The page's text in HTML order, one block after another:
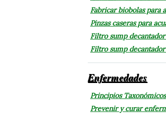
Fabricar biobolas para
Pinzas caseras para
Filtro sump
Filtro sump
Enfermedades
Principios Taxonómicos
Prevenir y curar